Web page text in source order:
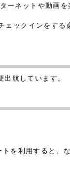
ネットや動画を
ックインをする
航しています。
を利用すると、